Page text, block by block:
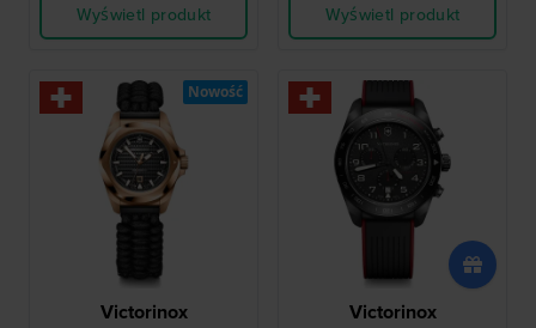
Wyświetl produkt
Wyświetl produkt
Victorinox
Nowość
Victorinox